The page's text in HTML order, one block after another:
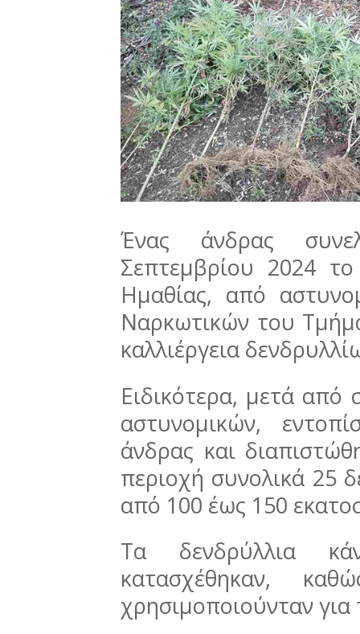
Ένας άνδρας
Σεπτεμβρίου 2024
Ημαθίας, από
Ναρκωτικών του
καλλιέργεια
Ειδικότερα, μετά από
αστυνομικών,
άνδρας και
περιοχή συνολικά 25
από 100 έως 150
Τα δενδρύλλια
κατασχέθηκαν,
χρησιμοποιούνταν για